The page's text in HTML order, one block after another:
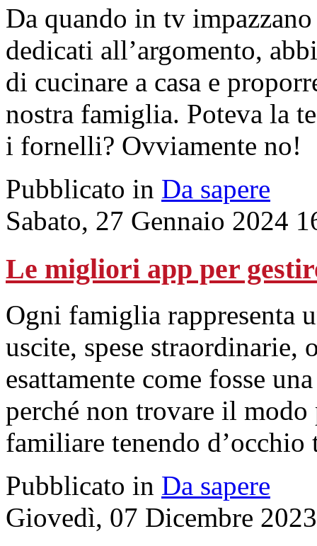
Da quando in tv
dedicati all’argomento,
di cucinare a casa e
nostra famiglia. Poteva la
i fornelli? Ovviamente no!
Pubblicato in Da sapere
Sabato, 27 Gennaio 2024
Le migliori app per
Ogni famiglia rappresenta
uscite, spese straordinarie,
esattamente come fosse
perché non trovare il
familiare tenendo
Pubblicato in Da sapere
Giovedì, 07 Dicembre